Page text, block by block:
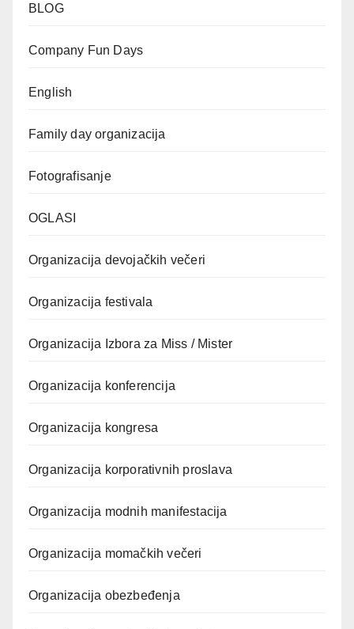
BLOG
Company Fun Days
English
Family day organizacija
Fotografisanje
OGLASI
Organizacija devojačkih večeri
Organizacija festivala
Organizacija Izbora za Miss / Mister
Organizacija konferencija
Organizacija kongresa
Organizacija korporativnih proslava
Organizacija modnih manifestacija
Organizacija momačkih večeri
Organizacija obezbeđenja